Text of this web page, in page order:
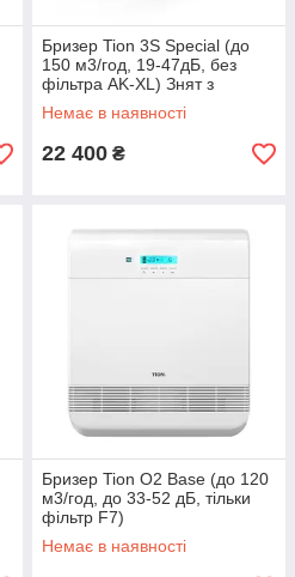
Бризер Tion 3S Special (до
150 м3/год, 19-47дБ, без
фільтра AK-XL) Знят з
виробництва
Немає в наявності
22 400 ₴
Бризер Tion O2 Base (до 120
м3/год, до 33-52 дБ, тільки
фільтр F7)
Немає в наявності